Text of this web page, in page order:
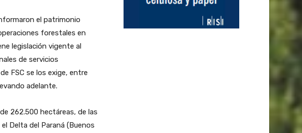
el patrimonio
forestales en
legislación vigente al
de servicios
FSC se los exige, entre
adelante.
262.500 hectáreas, de las
Delta del Paraná (Buenos